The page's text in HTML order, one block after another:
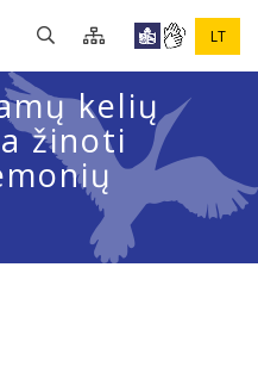
LT
kelių
žinoti